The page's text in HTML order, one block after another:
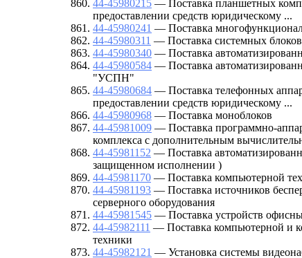
44-45980215 — Поставка планшетных
предоставлении средств юридическому ...
44-45980241 — Поставка
44-45980311 — Поставка системных блоков
44-45980340 — Поставка
44-45980584 — Поставка
"УСПН"
44-45980684 — Поставка телефонных
предоставлении средств юридическому ...
44-45980968 — Поставка моноблоков
44-45981009 — Поставка программно-
комплекса с дополнительным
44-45981152 — Поставка
защищенном исполнении )
44-45981170 — Поставка компьютерной
44-45981193 — Поставка источников
серверного оборудования
44-45981545 — Поставка устройств
44-45982111 — Поставка компьютерной и
техники
44-45982121 — Установка системы